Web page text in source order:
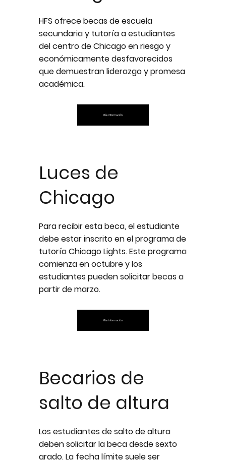
HFS ofrece becas de escuela
secundaria y tutoría a estudiantes
del centro de Chicago en riesgo y
económicamente desfavorecidos
que demuestran liderazgo y promesa
académica.
Más información
Luces de
Chicago
Para recibir esta beca, el estudiante
debe estar inscrito en el programa de
tutoría Chicago Lights. Este programa
comienza en octubre y los
estudiantes pueden solicitar becas a
partir de marzo.
Más información
Becarios de
salto de altura
Los estudiantes de salto de altura
deben solicitar la beca desde sexto
grado. La fecha límite suele ser